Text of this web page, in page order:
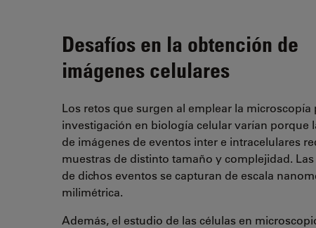
Desafíos en la obtención de
imágenes celulares
Los retos que surgen al emplear la microscopía
investigación en biología celular varían porque
de imágenes de eventos inter e intracelulares
muestras de distinto tamaño y complejidad.
de dichos eventos se capturan de escala
milimétrica.
Además, el estudio de las células en